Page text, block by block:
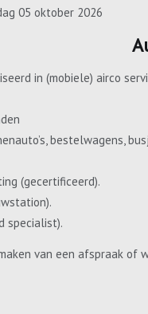
05 oktober 2026
in (mobiele) airco
bestelwagens,
(gecertificeerd).
specialist).
van een afspraak of